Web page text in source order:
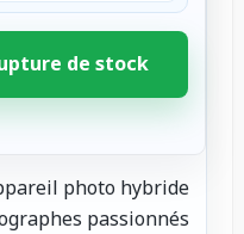
de stock
photo hybride
passionnés